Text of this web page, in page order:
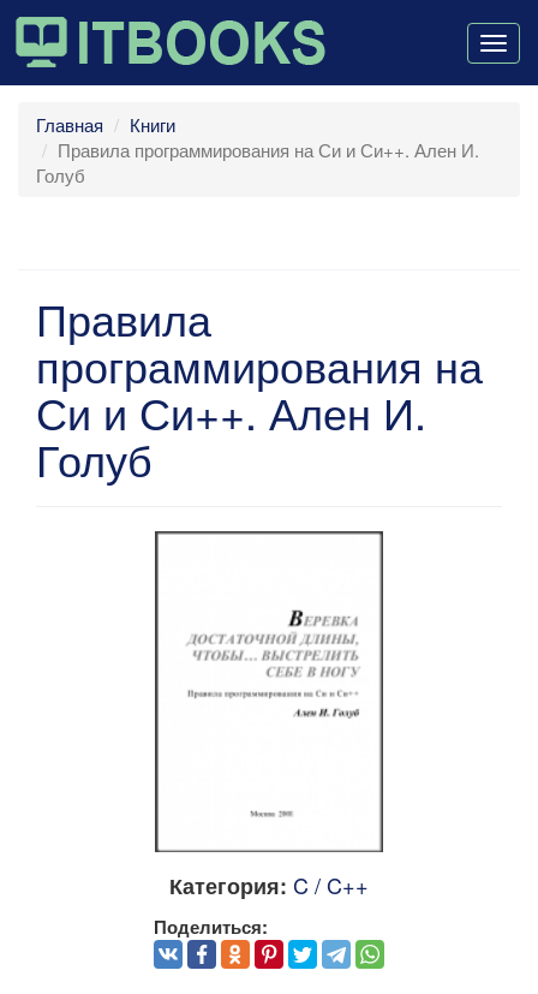
Главная
Книги
Правила программирования на Си и Си++. Ален И.
Голуб
Правила
программирования на
Си и Си++. Ален И.
Голуб
Категория: C / C++
Поделиться: